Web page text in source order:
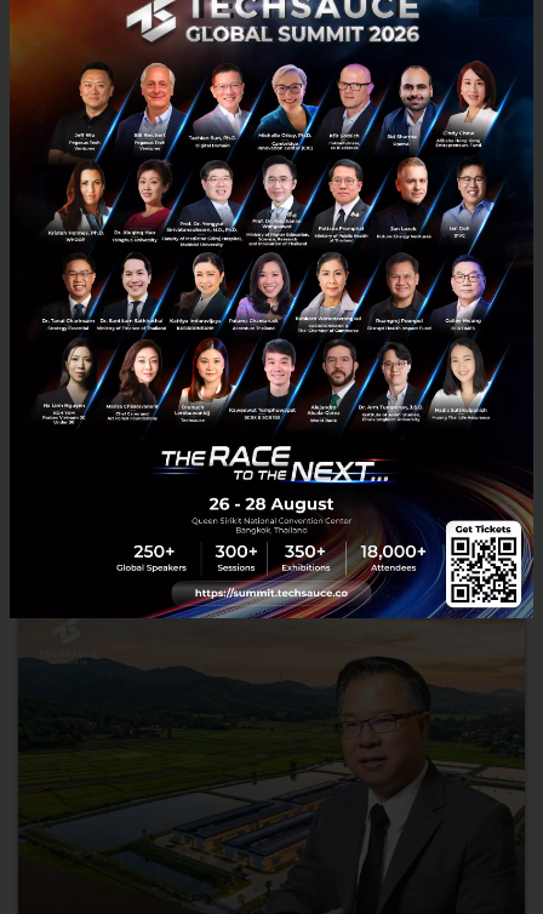
3 เรื่องที่ประเทศไทยต้อง Focus สร้างคน–นวัตกรรม–ปฏิรูป
ระบบราชการ เพื่อยกระดับขีดความสามารถประเทศ
นายอนุทิน ชาญวีรกูล นายกรัฐมนตรีและรัฐมนตรีว่าการกระทรวง
มหาดไทย กล่าวปาฐกถาพิเศษในหัวข้อ “ฝ่าวิกฤติ รับมือระเบียบโลก
Techsauce Team
ประเทศไทย เศรษฐกิจไทย